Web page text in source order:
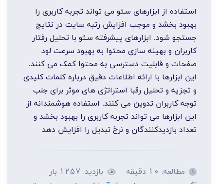
استفاده از ابزارهای سئو می تواند تجربه کاربری را
بهبود بخشد و موجب افزایش رتبه سایت در نتایج
جستجو شود. ابزارهای پیشرفته سئو با تحلیل رفتار
کاربران و بهینه سازی محتوا به بهبود سرعت لود
صفحات و قابلیت دسترسی به محتوا کمک می کنند.
این ابزارها با ارائه اطلاعات دقیق درباره کلمات کلیدی
و تجزیه و تحلیل رقبا استراتژی های موثر برای جلب
توجه کاربران تدوین می کنند. استفاده هوشمندانه از
این ابزارها می تواند تجربه کاربری را بهبود بخشد و
تعداد بازدیدکنندگان و نرخ تبدیل را افزایش دهد
مطالعه: 10 دقیقه
بازدید: 1257 بار